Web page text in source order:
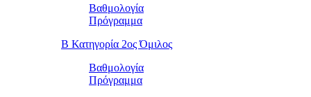
Βαθμολογία
Πρόγραμμα
Β Κατηγορία 2ος Όμιλος
Βαθμολογία
Πρόγραμμα